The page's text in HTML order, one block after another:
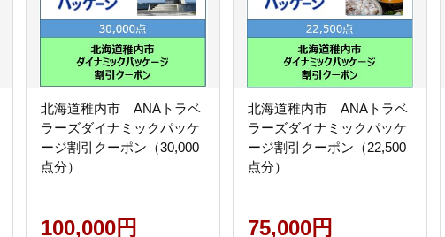
北海道稚内市 ANAトラベ
ラーズダイナミックパッケ
ージ割引クーポン（30,000
点分）
100,000円
北海道稚内市 ANAトラベ
ラーズダイナミックパッケ
ージ割引クーポン（22,500
点分）
75,000円